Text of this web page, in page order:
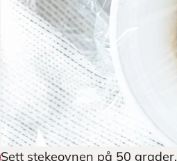
Sett stekeovnen på 50 grader.